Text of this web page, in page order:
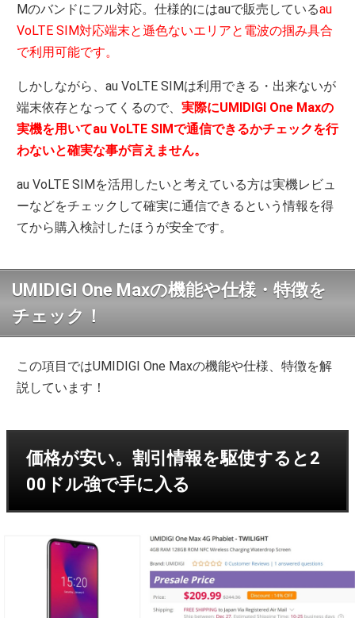
Mのバンドにフル対応。仕様的にはauで販売しているau
VoLTE SIM対応端末と遜色ないエリアと電波の掴み具合
で利用可能です。
しかしながら、au VoLTE SIMは利用できる・出来ないが
端末依存となってくるので、実際にUMIDIGI One Maxの
実機を用いてau VoLTE SIMで通信できるかチェックを行
わないと確実な事が言えません。
au VoLTE SIMを活用したいと考えている方は実機レビュ
ーなどをチェックして確実に通信できるという情報を得
てから購入検討したほうが安全です。
UMIDIGI One Maxの機能や仕様・特徴を
チェック！
この項目ではUMIDIGI One Maxの機能や仕様、特徴を解
説しています！
価格が安い。割引情報を駆使すると2
00ドル強で手に入る